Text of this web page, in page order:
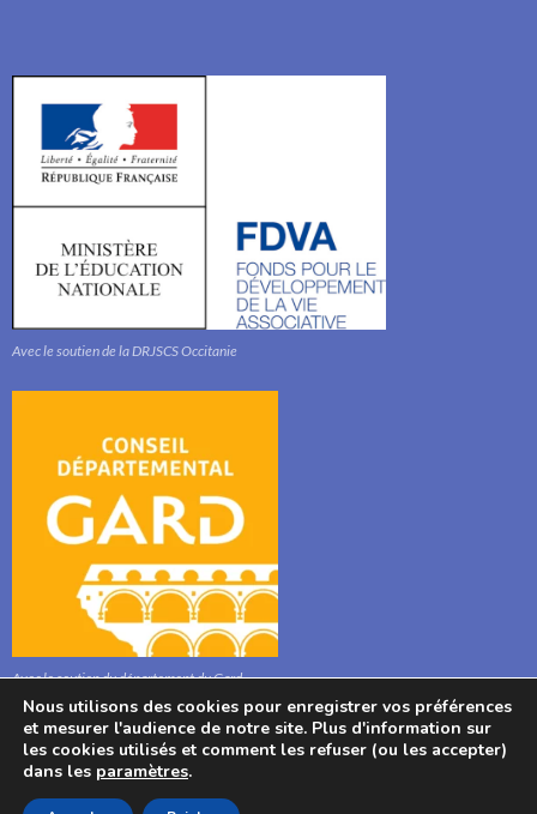
Avec le soutien de la DRJSCS Occitanie
Avec le soutien du département du Gard
© : Association l'Aphyllanthe 2021, Bibliothèque, Mairie, 280 Route Stéphane
Nous utilisons des cookies pour enregistrer vos préférences
et mesurer l'audience de notre site. Plus d'information sur
les cookies utilisés et comment les refuser (ou les accepter)
dans les paramètres.